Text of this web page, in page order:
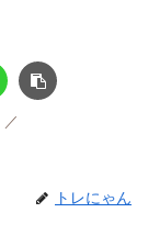
トレにゃん